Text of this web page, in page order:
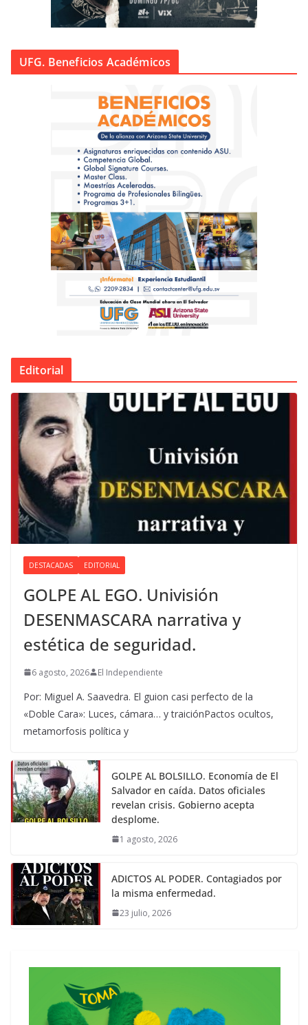
UFG. Beneficios Académicos
Editorial
DESTACADAS EDITORIAL
GOLPE AL EGO. Univisión
DESENMASCARA narrativa y
estética de seguridad.
6 agosto, 2026 El Independiente
Por: Miguel A. Saavedra. El guion casi perfecto de la
«Doble Cara»: Luces, cámara… y traiciónPactos ocultos,
metamorfosis política y
GOLPE AL BOLSILLO. Economía de El
Salvador en caída. Datos oficiales
revelan crisis. Gobierno acepta
desplome.
1 agosto, 2026
ADICTOS AL PODER. Contagiados por
la misma enfermedad.
23 julio, 2026